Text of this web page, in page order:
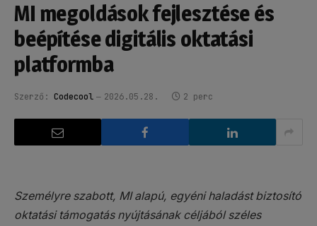
MI megoldások fejlesztése és
beépítése digitális oktatási
platformba
Szerző: Codecool 2026.05.28. 2 perc
Személyre szabott, MI alapú, egyéni haladást biztosító
oktatási támogatás nyújtásának céljából széles